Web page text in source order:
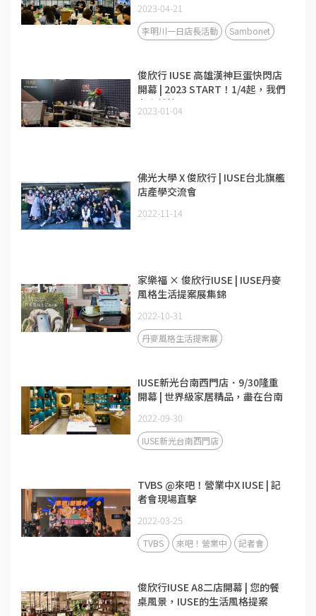
2023-04-21
李明川一日店長活動 Sambonet
俊欣行 IUSE 高雄漢神巨蛋快閃店
開幕 | 2023 START！1/4起，我們
在高雄快閃！
2023-01-04
佛光大學 X 俊欣行 | IUSE台北旗艦
店產學交流會
2022-11-14
家樂福 × 俊欣行IUSE | IUSE丹麥
風格生活提案展集錦
2022-10-31
丹麥風格生活提案展
IUSE新光台南西門店．9/30隆重
開幕 | 世界級家居精品，盡在台南
2022-09-30
IUSE新光台南西門店
TVBS @來吧！營業中X IUSE | 記
者會現場直擊
2022-03-25
TVBS 來吧！營業中 記者會
俊欣行IUSE A8二店開幕 | 您的餐
桌風景，IUSE的生活風格提案